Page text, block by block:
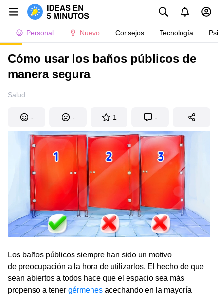
Personal Nuevo Consejos Tecnología
Cómo usar los baños públicos de
manera segura
Salud
- - 1 -
Los baños públicos siempre han sido un motivo
de preocupación a la hora de utilizarlos. El hecho de que
sean abiertos a todos hace que el espacio sea más
propenso a tener gérmenes acechando en la mayoría